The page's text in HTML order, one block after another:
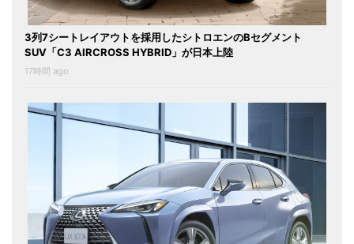
3列7シートレイアウトを採用したシトロエンのBセグメント
SUV「C3 AIRCROSS HYBRID」が日本上陸
17時間 ago